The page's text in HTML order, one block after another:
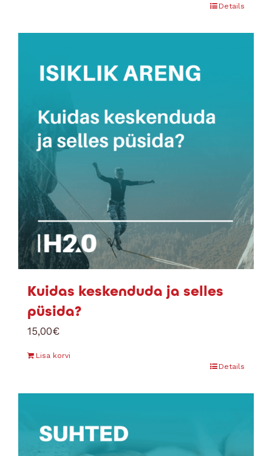
Details
Kuidas keskenduda ja selles
püsida?
15,00€
Lisa korvi
Details